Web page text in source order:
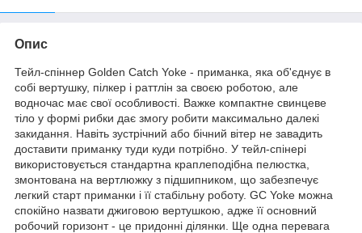
Опис
Тейл-спіннер Golden Catch Yoke - приманка, яка об'єднує в
собі вертушку, пілкер і раттлін за своєю роботою, але
водночас має свої особливості. Важке компактне свинцеве
тіло у формі рибки дає змогу робити максимально далекі
закидання. Навіть зустрічний або бічний вітер не завадить
доставити приманку туди куди потрібно. У тейл-спінері
використовується стандартна краплеподібна пелюстка,
змонтована на вертлюжку з підшипником, що забезпечує
легкий старт приманки і її стабільну роботу. GC Yoke можна
спокійно назвати джиговою вертушкою, адже її основний
робочий горизонт - це придонні ділянки. Ще одна перевага